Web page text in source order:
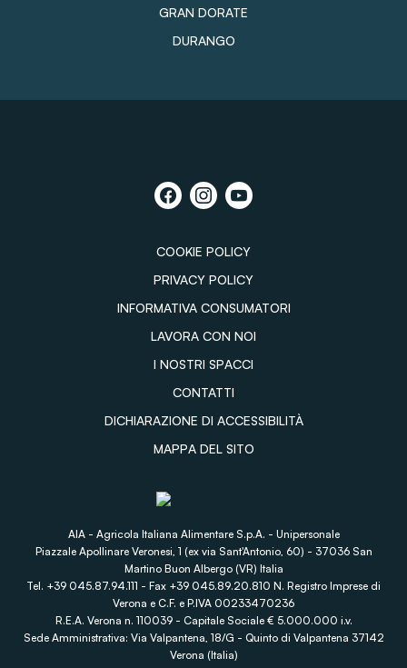
GRAN DORATE
DURANGO
COOKIE POLICY
PRIVACY POLICY
INFORMATIVA CONSUMATORI
LAVORA CON NOI
I NOSTRI SPACCI
CONTATTI
DICHIARAZIONE DI ACCESSIBILITÀ
MAPPA DEL SITO
AIA - Agricola Italiana Alimentare S.p.A. - Unipersonale
Piazzale Apollinare Veronesi, 1 (ex via Sant'Antonio, 60) - 37036 San
Martino Buon Albergo (VR) Italia
Tel. +39 045.87.94.111 - Fax +39 045.89.20.810 N. Registro Imprese di
Verona e C.F. e P.IVA 00233470236
R.E.A. Verona n. 110039 - Capitale Sociale € 5.000.000 i.v.
Sede Amministrativa: Via Valpantena, 18/G - Quinto di Valpantena 37142
Verona (Italia)